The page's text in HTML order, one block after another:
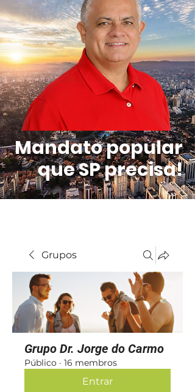
Mandato popular
que SP precisa!
Grupos
Grupo Dr. Jorge do Carmo
Público · 16 membros
Entrar